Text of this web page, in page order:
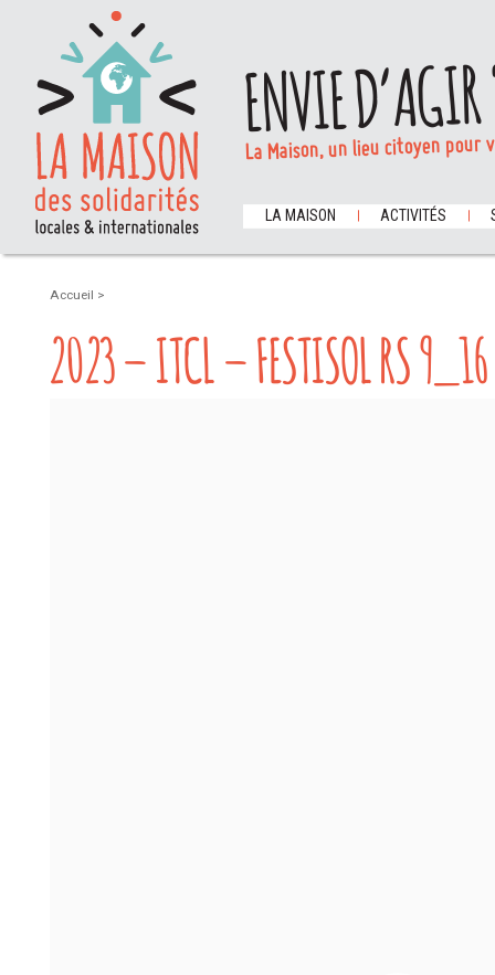
ENVIE
La Maison, un lieu citoyen
LA MAISON ACTIVITÉS
Accueil >
2023 – ITCL – FESTISOL RS 9_16